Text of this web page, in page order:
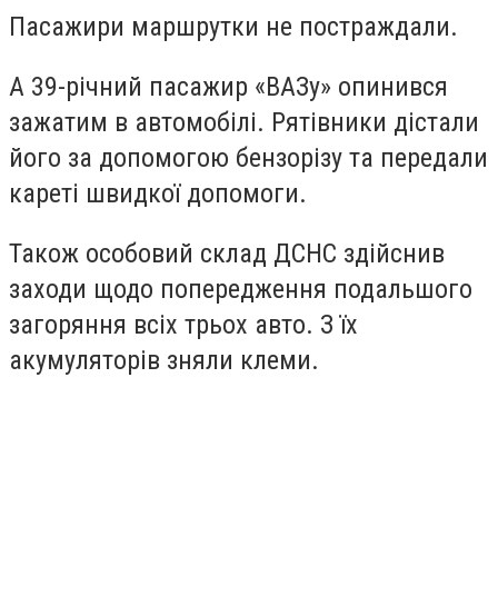
Пасажири маршрутки не постраждали.
А 39-річний пасажир «ВАЗу» опинився
зажатим в автомобілі. Рятівники дістали
його за допомогою бензорізу та передали
кареті швидкої допомоги.
Також особовий склад ДСНС здійснив
заходи щодо попередження подальшого
загоряння всіх трьох авто. З їх
акумуляторів зняли клеми.